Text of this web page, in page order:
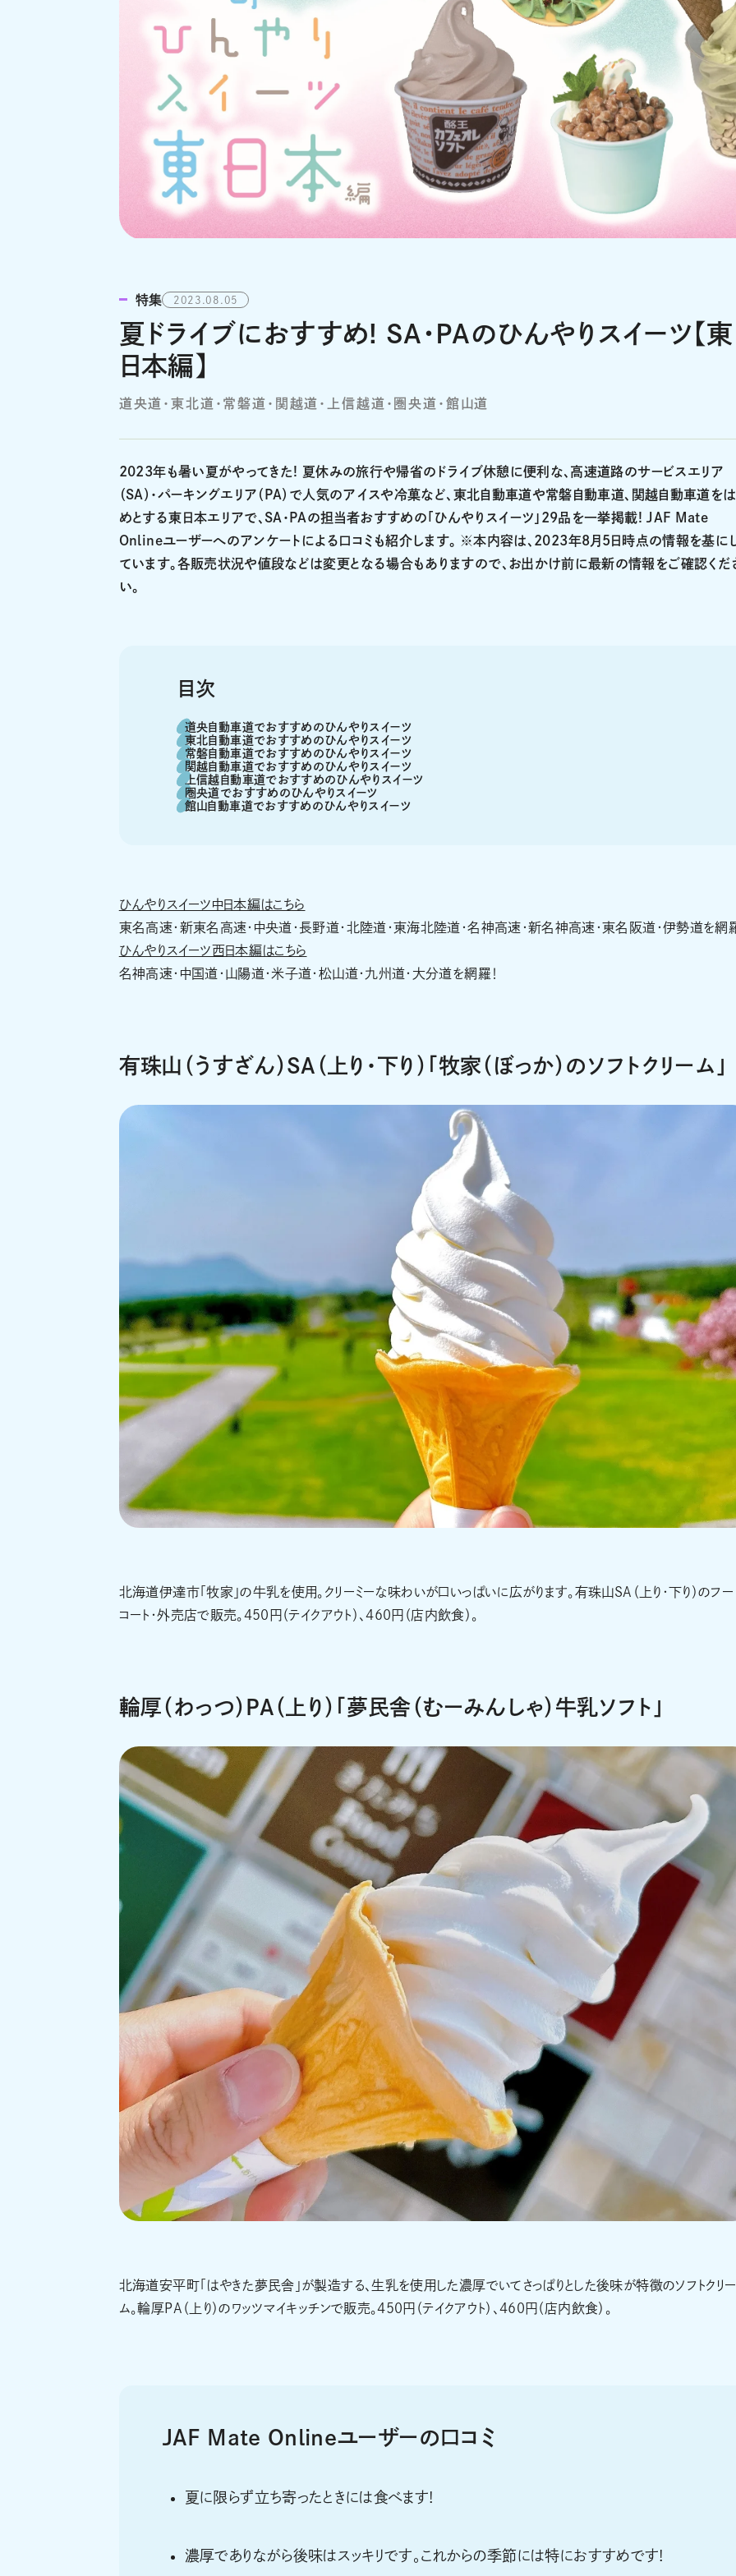
特集 2023.08.05
夏ドライブにおすすめ! SA・PAのひんやりスイーツ【東
日本編】
道央道・東北道・常磐道・関越道・上信越道・圏央道・館山道
2023年も暑い夏がやってきた! 夏休みの旅行や帰省のドライブ休憩に便利な、高速道路のサービスエリア
（SA）・パーキングエリア（PA）で人気のアイスや冷菓など、東北自動車道や常磐自動車道、関越自動車道を
めとする東日本エリアで、SA・PAの担当者おすすめの「ひんやりスイーツ」29品を一挙掲載! JAF Mate
Onlineユーザーへのアンケートによる口コミも紹介します。
※本内容は、2023年8月5日時点の情報を基に
ています。各販売状況や値段などは変更となる場合もありますので、お出かけ前に最新の情報をご確認くだ
い。
目次
道央自動車道でおすすめのひんやりスイーツ
東北自動車道でおすすめのひんやりスイーツ
常磐自動車道でおすすめのひんやりスイーツ
関越自動車道でおすすめのひんやりスイーツ
上信越自動車道でおすすめのひんやりスイーツ
圏央道でおすすめのひんやりスイーツ
館山自動車道でおすすめのひんやりスイーツ
ひんやりスイーツ中日本編はこちら
東名高速・新東名高速・中央道・長野道・北陸道・東海北陸道・名神高速・新名神高速・東名阪道・伊勢道を網
ひんやりスイーツ西日本編はこちら
名神高速・中国道・山陽道・米子道・松山道・九州道・大分道を網羅！
有珠山（うすざん）SA（上り・下り）「牧家（ぼっか）のソフトクリーム」
北海道伊達市「牧家」の牛乳を使用。クリーミーな味わいが口いっぱいに広がります。有珠山SA（上り・下り）のフー
コート・外売店で販売。450円（テイクアウト）、460円（店内飲食）。
輪厚（わっつ）PA（上り）「夢民舎（むーみんしゃ）牛乳ソフト」
北海道安平町「はやきた夢民舎」が製造する、生乳を使用した濃厚でいてさっぱりとした後味が特徴のソフトクリー
ム。輪厚PA（上り）のワッツマイキッチンで販売。450円（テイクアウト）、460円（店内飲食）。
JAF Mate Onlineユーザーの口コミ
夏に限らず立ち寄ったときには食べます!
濃厚でありながら後味はスッキリです。これからの季節には特におすすめです!